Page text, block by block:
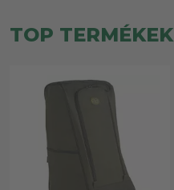
TOP TERMÉKEK